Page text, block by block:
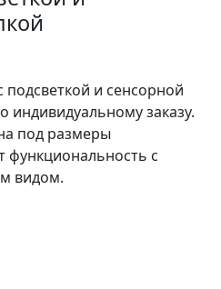
подсветкой и сенсорной
индивидуальному заказу.
под размеры
функциональность с
видом.